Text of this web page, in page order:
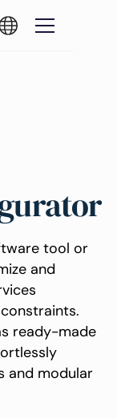
tool or
and
ready-made
and modular